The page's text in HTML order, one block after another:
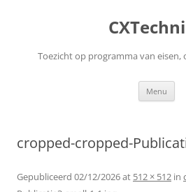
Toezicht op programma van
Menu
cropped-cropped-
Gepubliceerd 02/12/2026at 512 × 512 in